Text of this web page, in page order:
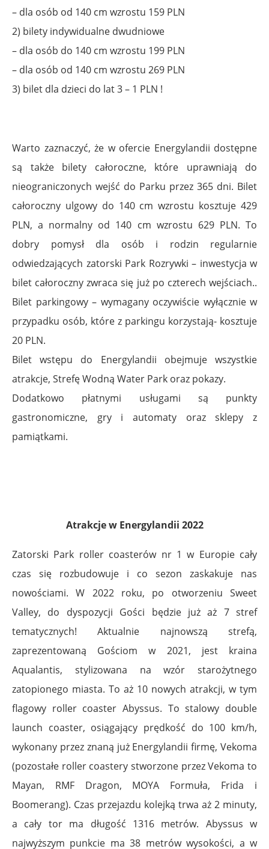
– dla osób od 140 cm wzrostu 159 PLN
2) bilety indywidualne dwudniowe
– dla osób do 140 cm wzrostu 199 PLN
– dla osób od 140 cm wzrostu 269 PLN
3) bilet dla dzieci do lat 3 – 1 PLN !
Warto zaznaczyć, że w ofercie Energylandii dostępne
są także bilety całoroczne, które uprawniają do
nieograniczonych wejść do Parku przez 365 dni. Bilet
całoroczny ulgowy do 140 cm wzrostu kosztuje 429
PLN, a normalny od 140 cm wzrostu 629 PLN. To
dobry pomysł dla osób i rodzin regularnie
odwiedzających zatorski Park Rozrywki – inwestycja w
bilet całoroczny zwraca się już po czterech wejściach..
Bilet parkingowy – wymagany oczywiście wyłącznie w
przypadku osób, które z parkingu korzystają- kosztuje
20 PLN.
Bilet wstępu do Energylandii obejmuje wszystkie
atrakcje, Strefę Wodną Water Park oraz pokazy.
Dodatkowo płatnymi usługami są punkty
gastronomiczne, gry i automaty oraz sklepy z
pamiątkami.
Atrakcje w Energylandii 2022
Zatorski Park roller coasterów nr 1 w Europie cały
czas się rozbudowuje i co sezon zaskakuje nas
nowościami. W 2022 roku, po otworzeniu Sweet
Valley, do dyspozycji Gości będzie już aż 7 stref
tematycznych! Aktualnie najnowszą strefą,
zaprezentowaną Gościom w 2021, jest kraina
Aqualantis, stylizowana na wzór starożytnego
zatopionego miasta. To aż 10 nowych atrakcji, w tym
flagowy roller coaster Abyssus. To stalowy double
launch coaster, osiągający prędkość do 100 km/h,
wykonany przez znaną już Energylandii firmę, Vekoma
(pozostałe roller coastery stworzone przez Vekoma to
Mayan, RMF Dragon, MOYA Formuła, Frida i
Boomerang). Czas przejazdu kolejką trwa aż 2 minuty,
a cały tor ma długość 1316 metrów. Abyssus w
najwyższym punkcie ma 38 metrów wysokości, a w